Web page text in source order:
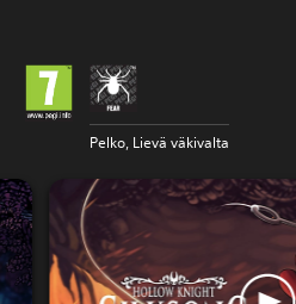
Pelko, Lievä väkivalta